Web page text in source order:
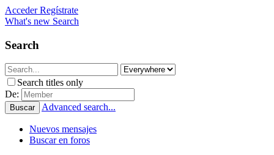
Acceder Regístrate
What's new Search
Search
Search titles only
De:
Buscar Advanced search...
Nuevos mensajes
Buscar en foros